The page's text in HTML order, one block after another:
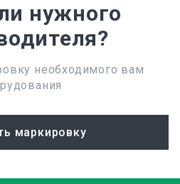
нужного
необходимого вам
маркировку